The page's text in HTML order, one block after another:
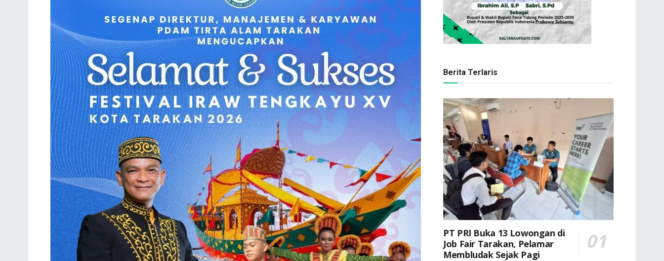
Berita Terlaris
PT PRI Buka 13 Lowongan di
Job Fair Tarakan, Pelamar
Membludak Sejak Pagi